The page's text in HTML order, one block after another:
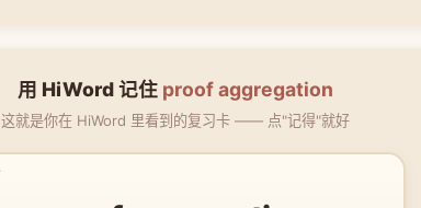
用 HiWord 记住 proof aggregation
这就是你在 HiWord 里看到的复习卡 —— 点"记得"就好